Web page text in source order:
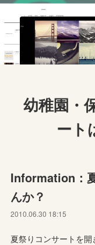
幼稚園・
ート
Information：
んか？
2010.06.30 18:15
夏祭りコンサートを開